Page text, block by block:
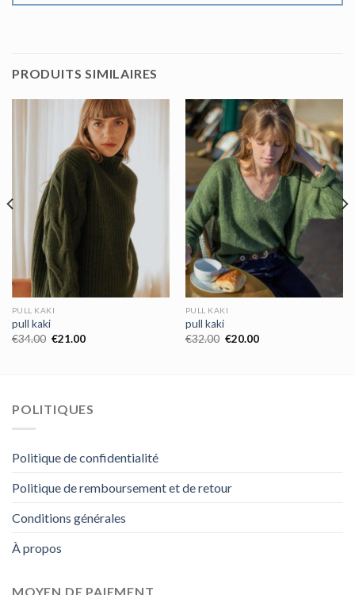
PRODUITS SIMILAIRES
PULL KAKI
pull kaki
€34.00 €21.00
PULL KAKI
pull kaki
€32.00 €20.00
POLITIQUES
Politique de confidentialité
Politique de remboursement et de retour
Conditions générales
À propos
MOYEN DE PAIEMENT